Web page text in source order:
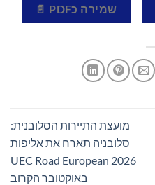
שמירה כPDF 📄
מועצת התיירות הסלובנית:
סלובניה תארח את אליפות
2026 UEC Road European
באוקטובר הקרוב